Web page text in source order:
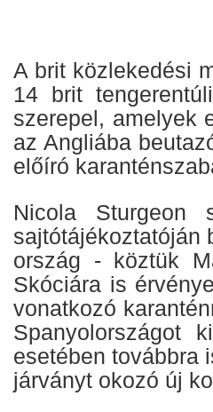
A brit közlekedési
14 brit
szerepel, amelyek
az Angliába
előíró
Nicola Sturgeon
sajtótájékoztatóján
ország - köztük
Skóciára is
vonatkozó
Spanyolországot
esetében továbbra
járványt okozó új